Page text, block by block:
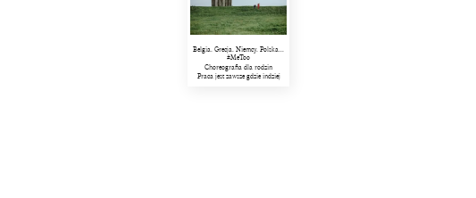
Belgia. Grecja. Niemcy. Polska...
#MeToo
Choreografia dla rodzin
Praca jest zawsze gdzie indziej